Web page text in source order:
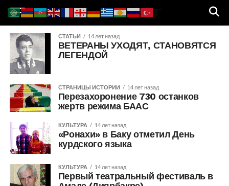
СТАТЬИ 14 лет назад
ВЕТЕРАНЫ УХОДЯТ, СТАНОВЯТСЯ
ЛЕГЕНДОЙ
СТРАНИЦЫ ИСТОРИИ 14 лет назад
Перезахоронение 730 останков
жертв режима БААС
КУЛЬТУРА 14 лет назад
«Ронахи» в Баку отметил День
курдского языка
КУЛЬТУРА 14 лет назад
Первый театральный фестиваль в